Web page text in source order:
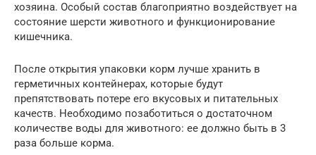
хозяина. Особый состав благоприятно воздействует на
состояние шерсти животного и функционирование
кишечника.
После открытия упаковки корм лучше хранить в
герметичных контейнерах, которые будут
препятствовать потере его вкусовых и питательных
качеств. Необходимо позаботиться о достаточном
количестве воды для животного: ее должно быть в 3
раза больше корма.